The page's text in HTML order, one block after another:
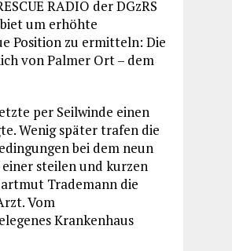
RADIO der DGzRS
um erhöhte
Position zu ermitteln: Die
von Palmer Ort – dem
per Seilwinde einen
Wenig später trafen die
bei dem neun
steilen und kurzen
Trademann die
Vom
Krankenhaus